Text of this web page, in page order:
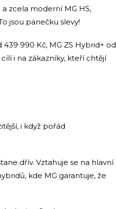
zcela moderní MG HS,
jsou panečku slevy!
990 Kč, MG ZS Hybrid+ od
i na zákazníky, kteří chtějí
i když pořád
dřív. Vztahuje se na hlavní
kde MG garantuje, že